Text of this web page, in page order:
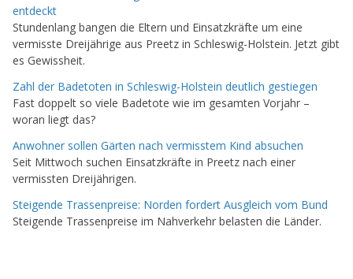
entdeckt
Stundenlang bangen die Eltern und Einsatzkräfte um eine
vermisste Dreijährige aus Preetz in Schleswig-Holstein. Jetzt gibt
es Gewissheit.
Zahl der Badetoten in Schleswig-Holstein deutlich gestiegen
Fast doppelt so viele Badetote wie im gesamten Vorjahr –
woran liegt das?
Anwohner sollen Gärten nach vermisstem Kind absuchen
Seit Mittwoch suchen Einsatzkräfte in Preetz nach einer
vermissten Dreijährigen.
Steigende Trassenpreise: Norden fordert Ausgleich vom Bund
Steigende Trassenpreise im Nahverkehr belasten die Länder.